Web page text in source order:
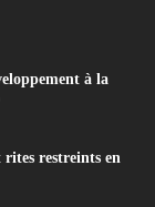
à la
rites restreints en